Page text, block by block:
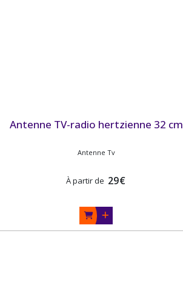
Antenne TV-radio hertzienne 32 cm
Antenne Tv
À partir de 29€